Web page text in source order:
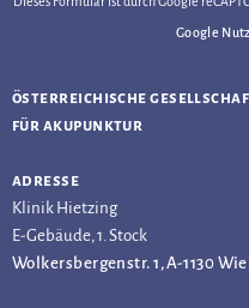
Google
österreichische
für akupunktur
adresse
Klinik Hietzing
E-Gebäude, 1. Stock
Wolkersbergenstr. 1, A-1130